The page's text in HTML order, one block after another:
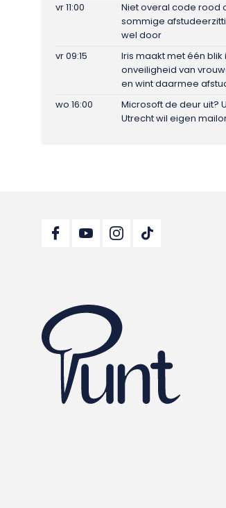
vr 11:00
Niet overal code rood
sommige
wel door
vr 09:15
Iris maakt met één
onveiligheid van
en wint daarmee
wo 16:00
Microsoft de deur uit?
Utrecht wil eigen